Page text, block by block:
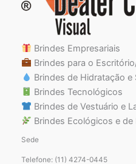
Brindes Empresariais
Brindes para o
Brindes de Hidratação e
Brindes Tecnológicos
Brindes de Vestuário e
Brindes Ecológicos e de
Sede
Telefone: (11) 4274-0445